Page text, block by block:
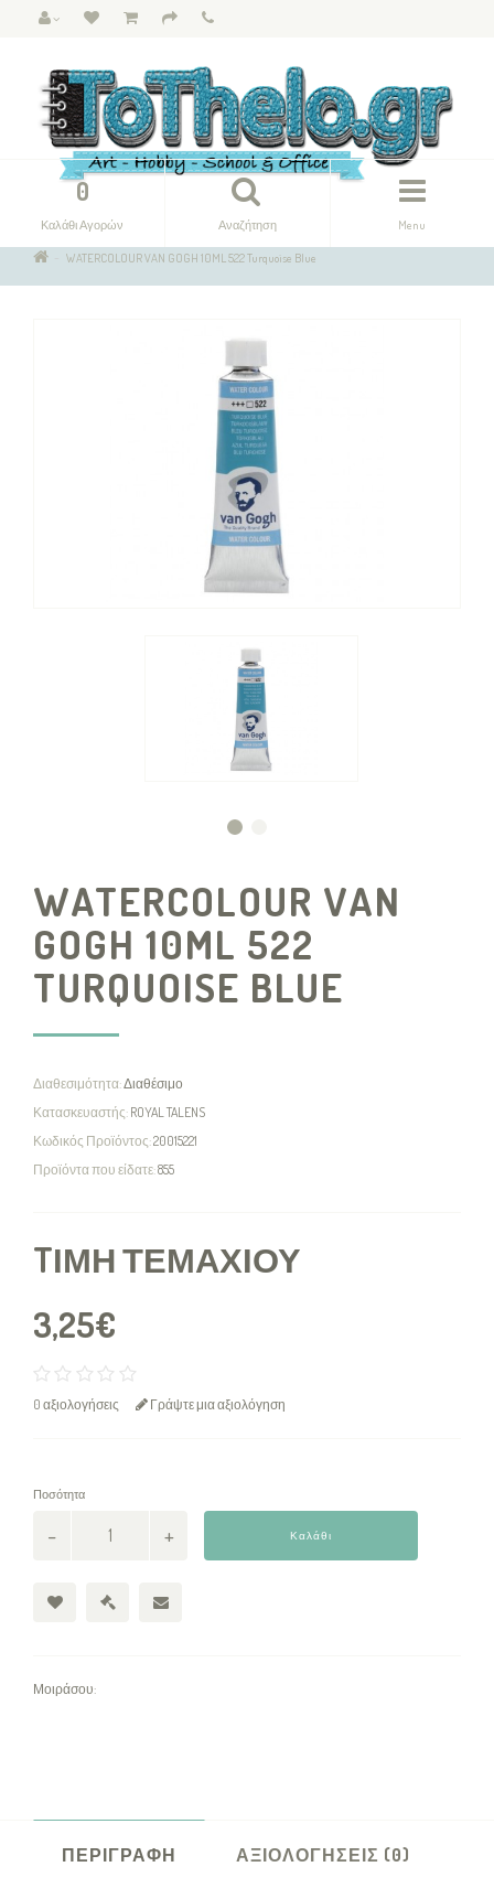
Menu
Αναζήτηση
0
Καλάθι Αγορών
WATERCOLOUR VAN GOGH 10ML 522 Turquoise Blue
WATERCOLOUR VAN
GOGH 10ML 522
TURQUOISE BLUE
Διαθεσιμότητα:Διαθέσιμο
Κατασκευαστής: ROYAL TALENS
Κωδικός Προϊόντος:20015221
Προϊόντα που είδατε:855
TΙΜΉ ΤΕΜΑΧΊΟΥ
3,25€
0 αξιολογήσεις Γράψτε μια αξιολόγηση
Ποσότητα
Καλάθι
Μοιράσου:
ΠΕΡΙΓΡΑΦΉ ΑΞΙΟΛΟΓΉΣΕΙΣ (0)